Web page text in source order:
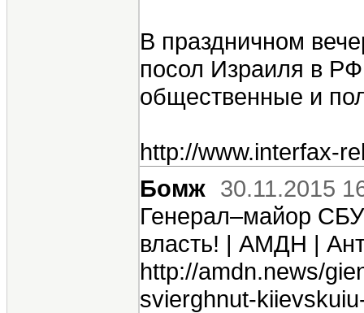
В праздничном
посол Израиля в
общественные и
http://www.interfax-
Бомж 30.11.2015
Генерал–майор
власть! | АМДН |
http://amdn.news/
svierghnut-